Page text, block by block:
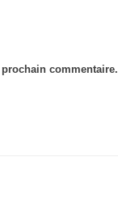
commentaire.